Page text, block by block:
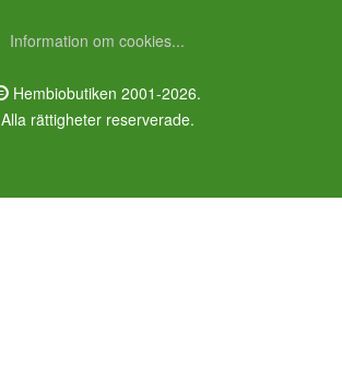
Information om cookies...
Hembiobutiken 2001-2026.
Alla rättigheter reserverade.